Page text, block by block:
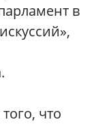
в
что